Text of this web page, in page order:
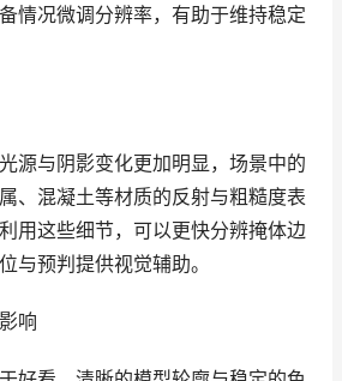
情况微调分辨率，有助于维持稳定
源与阴影变化更加明显，场景中的
、混凝土等材质的反射与粗糙度表
用这些细节，可以更快分辨掩体边
与预判提供视觉辅助。
响